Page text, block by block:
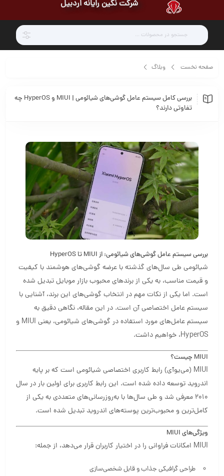
شرکت نگین رایانه اردبیل
صفحه نخست وبلاگ
بررسی کامل سیستم عامل گوشی‌های شیائومی | MIUI و HyperOS چه
تفاوتی دارند؟
بررسی سیستم عامل گوشی‌های شیائومی: از MIUI تا HyperOS
شیائومی طی سال‌های گذشته با عرضه گوشی‌های هوشمند با کیفیت
و قیمت مناسب، به یکی از برندهای محبوب بازار موبایل تبدیل شده
است. اما یکی از نکات مهم در انتخاب گوشی‌های این برند، آشنایی با
سیستم عامل اختصاصی آن است. در این مقاله، نگاهی دقیق به
سیستم عامل‌های مورد استفاده در گوشی‌های شیائومی، یعنی MIUI و
HyperOS، خواهیم داشت.
MIUI چیست؟
MIUI (می‌یوآی) رابط کاربری اختصاصی شیائومی است که بر پایه
اندروید توسعه داده شده است. این رابط کاربری برای اولین بار در سال
۲۰۱۰ معرفی شد و طی سال‌ها با به‌روزرسانی‌های متعددی به یکی از
کامل‌ترین و محبوب‌ترین پوسته‌های اندروید تبدیل شده است.
ویژگی‌های MIUI
MIUI امکانات فراوانی را در اختیار کاربران قرار می‌دهد، از جمله:
طراحی گرافیکی جذاب و قابل شخصی‌سازی